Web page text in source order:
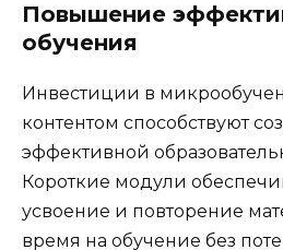
Повышение
обучения
Инвестиции в
контентом способствуют
эффективной
Короткие модули
усвоение и повторение
время на обучение без